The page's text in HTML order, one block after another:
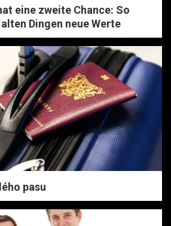
eine zweite Chance: So
Dingen neue Werte
pasu